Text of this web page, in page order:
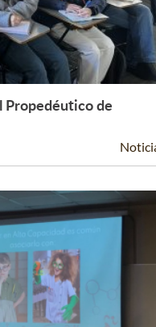
Leer Más +
Propedéutico de